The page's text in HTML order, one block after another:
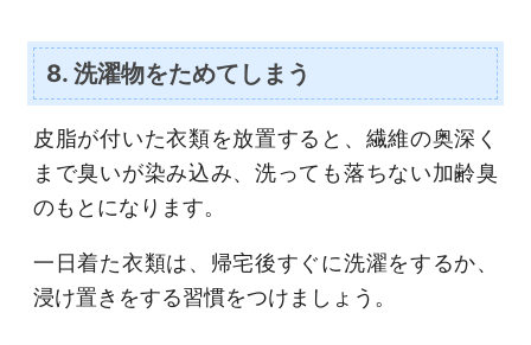
8. 洗濯物をためてしまう
皮脂が付いた衣類を放置すると、繊維の奥深く
まで臭いが染み込み、洗っても落ちない加齢臭
のもとになります。
一日着た衣類は、帰宅後すぐに洗濯をするか、
浸け置きをする習慣をつけましょう。